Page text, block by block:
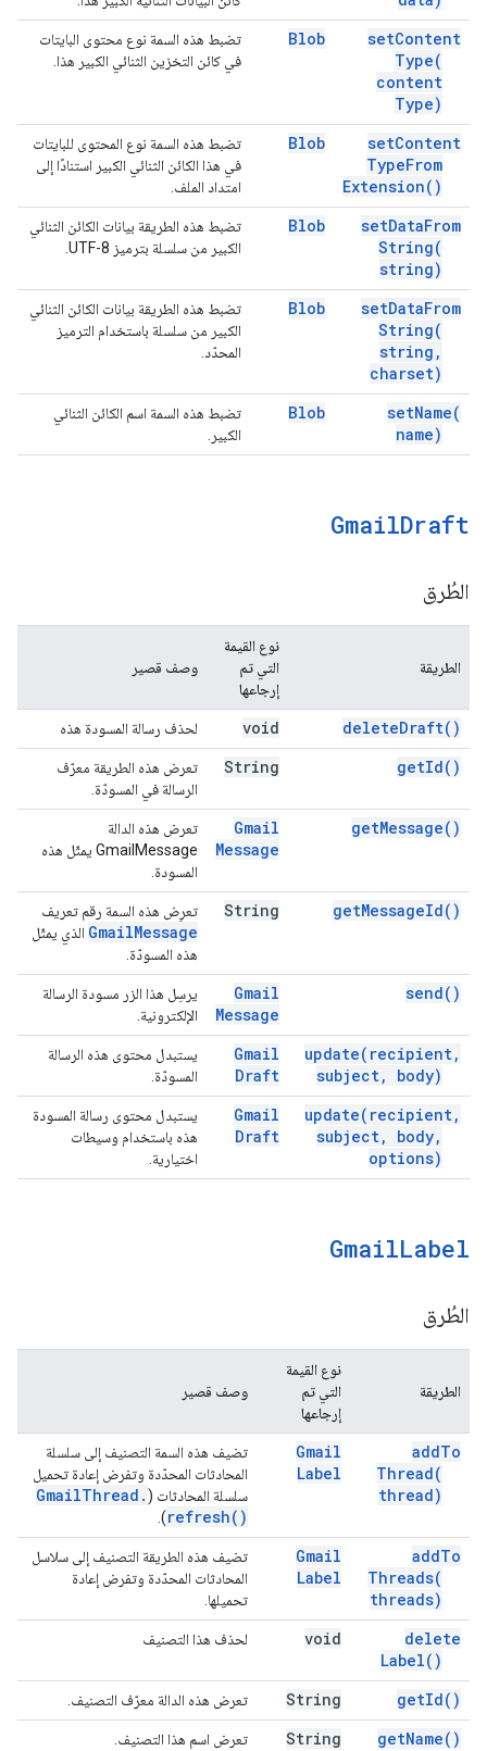
setContent
Type(
content
Type)
Blob
تضبط هذه السمة نوع محتوى البايتات
في كائن التخزين الثنائي الكبير هذا.
setContent
TypeFrom
Extension( )
Blob
تضبط هذه السمة نوع المحتوى للبايتات
في هذا الكائن الثنائي الكبير استنادًا إلى
امتداد الملف.
setDataFrom
String(
string)
Blob
تضبط هذه الطريقة بيانات الكائن الثنائي
الكبير من سلسلة بترميز UTF-8.
setDataFrom
String(
string ,
charset)
Blob
تضبط هذه الطريقة بيانات الكائن الثنائي
الكبير من سلسلة باستخدام الترميز
المحدّد.
setName(
name)
Blob
تضبط هذه السمة اسم الكائن الثنائي
الكبير.
GmailDraft
الطُرق
الطريقة
نوع القيمة
التي تم
إرجاعها
وصف قصير
deleteDraft( )
void لحذف رسالة المسودة هذه
getId( )
String
تعرض هذه الطريقة معرّف
الرسالة في المسودّة.
getMessage( )
Gmail
Message
تعرض هذه الدالة
GmailMessage يمثّل هذه
المسودة.
getMessageId( )
String تعرِض هذه السمة رقم تعريف
GmailMessage
الذي يمثّل
هذه المسودّة.
send( )
Gmail
Message
يرسِل هذا الزر مسودة الرسالة
الإلكترونية.
update( recipient,
subject, body)
Gmail
Draft
يستبدل محتوى هذه الرسالة
المسودّة.
update( recipient,
subject, body,
options)
Gmail
Draft
يستبدل محتوى رسالة المسودة
هذه باستخدام وسيطات
اختيارية.
GmailLabel
الطُرق
الطريقة
نوع القيمة
التي تم
إرجاعها
وصف قصير
addTo
Thread(
thread)
Gmail
Label
تضيف هذه السمة التصنيف إلى سلسلة
المحادثات المحدّدة وتفرض إعادة تحميل
سلسلة المحادثات (
GmailThread .
refresh( )
).
addTo
Threads(
threads)
Gmail
Label
تضيف هذه الطريقة التصنيف إلى سلاسل
المحادثات المحدّدة وتفرض إعادة
تحميلها.
delete
Label( )
void لحذف هذا التصنيف
getId( )
String تعرض هذه الدالة معرّف التصنيف.
getName( )
String تعرض اسم هذا التصنيف.